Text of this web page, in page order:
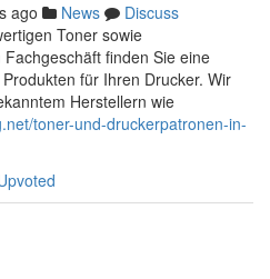
ago News
Discuss
Toner sowie
finden Sie eine
für Ihren Drucker. Wir
Herstellern wie
toner-und-druckerpatronen-in-